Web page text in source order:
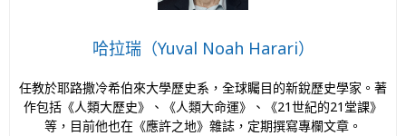
哈拉瑞（Yuval Noah Harari）
任教於耶路撒冷希伯來大學歷史系，全球矚目的新銳歷史學家。著
作包括《人類大歷史》、《人類大命運》、《21世紀的21堂課》
等，目前他也在《應許之地》雜誌，定期撰寫專欄文章。